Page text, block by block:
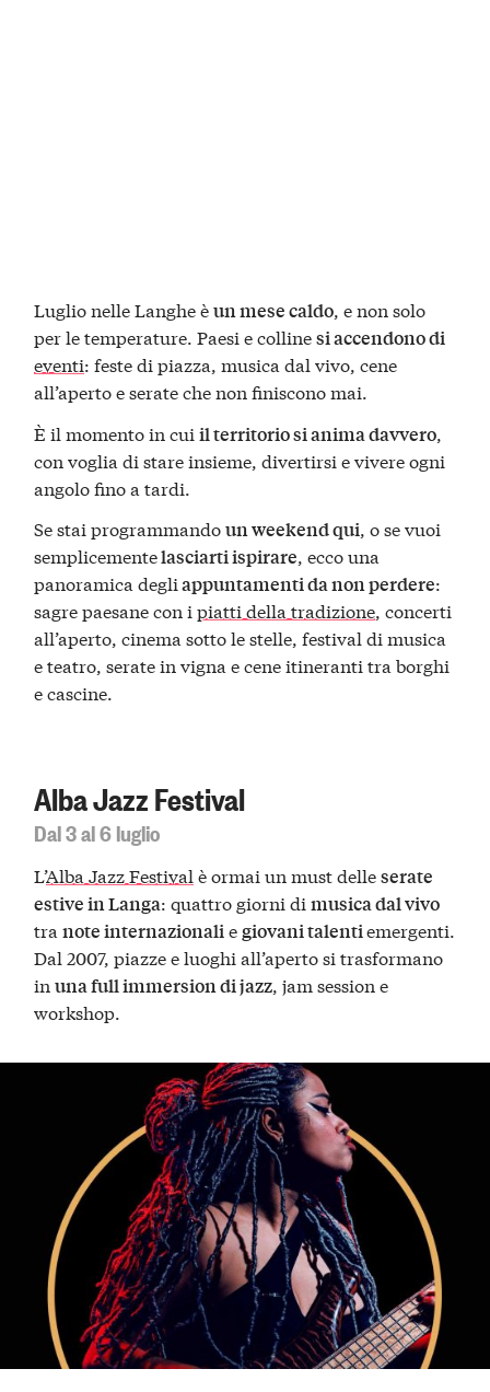
Luglio nelle Langhe èun mese caldo, e non solo
per le temperature. Paesi e collinesi accendono di
eventi: feste di piazza, musica dal vivo, cene
all’aperto e serate che non finiscono mai.
È il momento in cuiil territorio si anima davvero
con voglia di stare insieme, divertirsi e vivere ogni
angolo fino a tardi.
Se stai programmandoun weekend qui, o se vuoi
semplicementelasciarti ispirare, ecco una
panoramica degliappuntamenti da non perdere:
sagre paesane con ipiatti della tradizione, concerti
all’aperto, cinema sotto le stelle, festival di musica
e teatro, serate in vigna e cene itineranti tra borghi
e cascine.
Alba Jazz Festival
Dal 3 al 6 luglio
L’Alba Jazz Festival è ormai un must delleserate
estive in Langa: quattro giorni dimusica dal vivo
tranote internazionaliegiovani talentiemergenti.
Dal 2007, piazze e luoghi all’aperto si trasformano
inuna full immersion di jazz, jam session e
workshop.